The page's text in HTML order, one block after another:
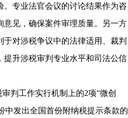
。专业法官会议的讨论结果作为咨
见，确保案件审理质量。另一方
对涉税争议中的法律适用、裁判
提升涉税审判专业水平和司法公信
判工作实行机制上的2项“微创
中发出全国首份附纳税提示条款的